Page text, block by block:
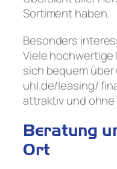
Sortiment haben.
Besonders
Viele
sich bequem
uhl.de/leasing/
attraktiv und
Beratung
Ort